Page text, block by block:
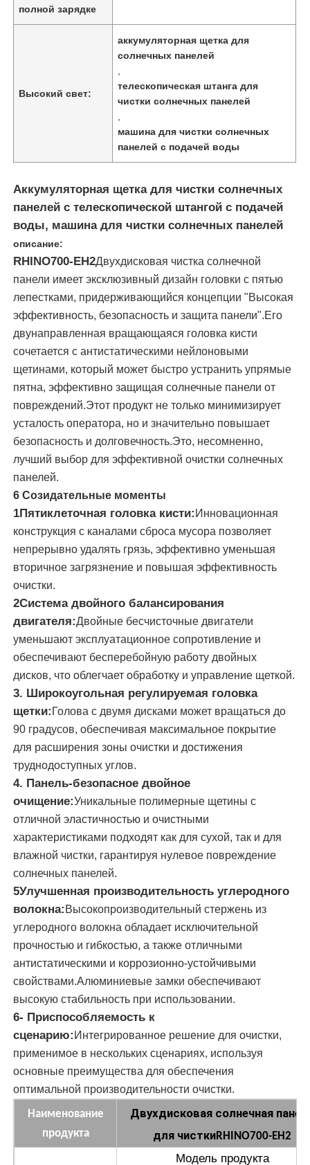
Главная страница
Продукция
Ролики
О Компании
Наша фабрика
контроль качества
контактные данные
Все случаи
Отправить запрос
щетка чистки панели солнечных батарей
Солнечная панель с вращающейся щеткой
Щетка для мытья солнечных панелей
Рулочная щетка для солнечных панелей
Инструменты для очистки солнечных панелей
Оборудование для мытья солнечных панелей
Штанга с подачей воды
машина обратного осмоза
Робот панели солнечных батарей очищая
Энергоаккумулирующий звуковой барьер
полной зарядке
Высокий свет:
аккумуляторная щетка для
солнечных панелей
телескопическая штанга для
чистки солнечных панелей
машина для чистки солнечных
панелей с подачей воды
Аккумуляторная щетка для чистки солнечных
панелей с телескопической штангой с подачей
воды, машина для чистки солнечных панелей
описание:
RHINO700-EH2Двухдисковая чистка солнечной
панели имеет эксклюзивный дизайн головки с пятью
лепестками, придерживающийся концепции "Высокая
эффективность, безопасность и защита панели".Его
двунаправленная вращающаяся головка кисти
сочетается с антистатическими нейлоновыми
щетинами, который может быстро устранить упрямые
пятна, эффективно защищая солнечные панели от
повреждений.Этот продукт не только минимизирует
усталость оператора, но и значительно повышает
безопасность и долговечность.Это, несомненно,
лучший выбор для эффективной очистки солнечных
панелей.
6 Созидательные моменты
1Пятиклеточная головка кисти: Инновационная
конструкция с каналами сброса мусора позволяет
непрерывно удалять грязь, эффективно уменьшая
вторичное загрязнение и повышая эффективность
очистки.
2Система двойного балансирования
двигателя:Двойные бесчисточные двигатели
уменьшают эксплуатационное сопротивление и
обеспечивают бесперебойную работу двойных
дисков, что облегчает обработку и управление щеткой.
3. Широкоугольная регулируемая головка
щетки: Голова с двумя дисками может вращаться до
90 градусов, обеспечивая максимальное покрытие
для расширения зоны очистки и достижения
труднодоступных углов.
4. Панель-безопасное двойное
очищение:Уникальные полимерные щетины с
отличной эластичностью и очистными
характеристиками подходят как для сухой, так и для
влажной чистки, гарантируя нулевое повреждение
солнечных панелей.
5Улучшенная производительность углеродного
волокна: Высокопроизводительный стержень из
углеродного волокна обладает исключительной
прочностью и гибкостью, а также отличными
антистатическими и коррозионно-устойчивыми
свойствами.Алюминиевые замки обеспечивают
высокую стабильность при использовании.
6- Приспособляемость к
сценарию: Интегрированное решение для очистки,
применимое в нескольких сценариях, используя
основные преимущества для обеспечения
оптимальной производительности очистки.
Наименование
продукта
Двухдисковая солнечная
для чисткиRHINO700-EH2
Модель продукта